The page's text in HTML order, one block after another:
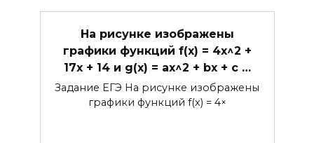
На рисунке изображены
графики функций f(x) = 4x^2 +
17x + 14 и g(x) = ax^2 + bx + c …
Задание ЕГЭ На рисунке изображены
графики функций f(x) = 4×